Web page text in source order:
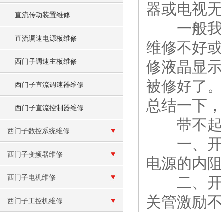
直流传动装置维修
直流调速电源板维修
西门子调速主板维修
西门子直流调速器维修
西门子直流控制器维修
西门子数控系统维修
西门子变频器维修
西门子电机维修
西门子工控机维修
器或电视
一般我
维修不好
修液晶显
被修好了
总结一下
带不起
一、开
电源的内
二、开
关管激励